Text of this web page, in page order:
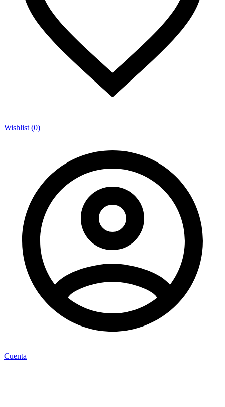
Wishlist (0)
Cuenta